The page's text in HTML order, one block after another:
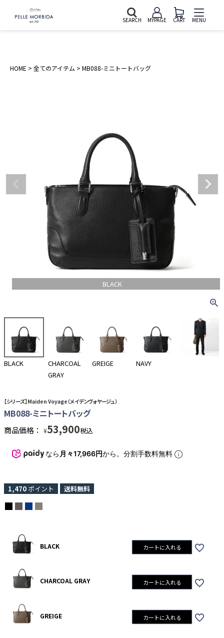
SEARCH MYPAGE CART MENU
HOME 全てのアイテム MB088-ミニトートバッグ
BLACK
BLACK
CHARCOAL
GRAY
GREIGE NAVY
【シリーズ】Maiden Voyage（メイデンヴォヤージュ）
MB088-ミニトートバッグ
商品価格： ¥53,900税込
なら 月々17,966円から。分割手数料無料
1,470 ポイント 送料無料
BLACK カートに入れる
CHARCOAL GRAY カートに入れる
GREIGE カートに入れる